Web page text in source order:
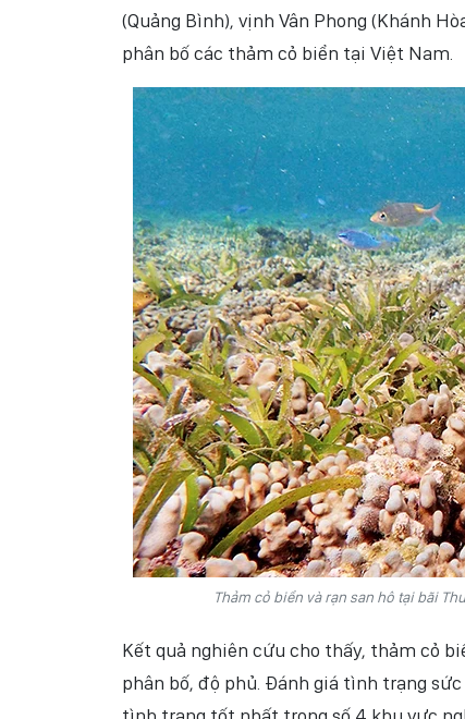
(Quảng Bình), vịnh Vân Phong (Khánh
phân bố các thảm cỏ biển tại Việt Nam.
Thảm cỏ biển và rạn san hô tại bãi
Kết quả nghiên cứu cho thấy, thảm cỏ
phân bố, độ phủ. Đánh giá tình trạng